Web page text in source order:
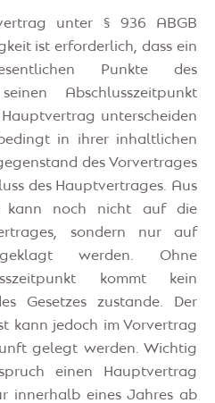
unter § 936 ABGB
ist erforderlich, dass ein
Punkte des
Abschlusszeitpunkt
unterscheiden
in ihrer inhaltlichen
des Vorvertrages
des Hauptvertrages. Aus
kann noch nicht auf die
sondern nur auf
werden. Ohne
kommt kein
Gesetzes zustande. Der
kann jedoch im Vorvertrag
gelegt werden. Wichtig
einen Hauptvertrag
innerhalb eines Jahres ab